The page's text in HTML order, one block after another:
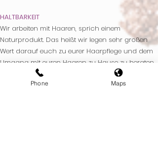
HALTBARKEIT
Wir arbeiten mit Haaren, sprich einem
Naturprodukt. Das heißt wir legen sehr großen
Wert darauf euch zu eurer Haarpflege und dem
Umgang mit euren Haaren zu Hause zu beraten,
um so die optimalen Voraussetzungen für eine
längere Haltbarkeit eurer Balayage/ Farbe zu
Phone Maps